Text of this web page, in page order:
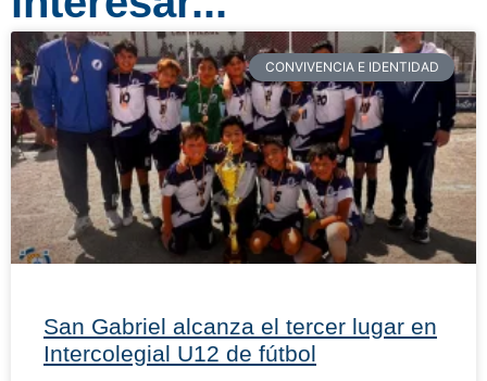
CONVIVENCIA E IDENTIDAD
San Gabriel alcanza el tercer lugar en
Intercolegial U12 de fútbol